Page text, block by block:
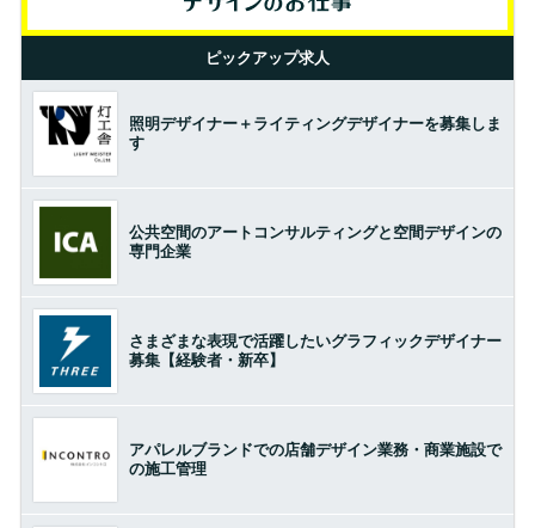
ピックアップ求人
照明デザイナー＋ライティングデザイナーを募集しま
す
公共空間のアートコンサルティングと空間デザインの
専門企業
さまざまな表現で活躍したいグラフィックデザイナー
募集【経験者・新卒】
アパレルブランドでの店舗デザイン業務・商業施設で
の施工管理